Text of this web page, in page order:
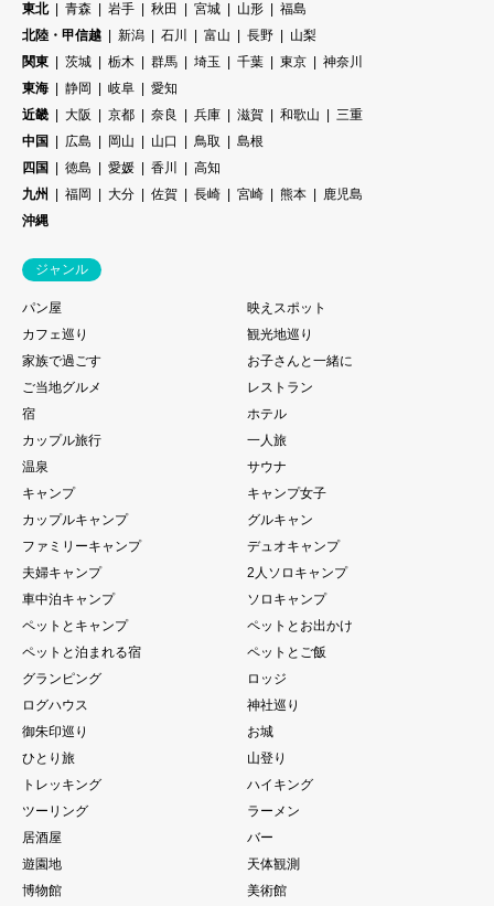
東北
青森 岩手 秋田 宮城 山形
福島
北陸・甲信越
新潟 石川 富山 長野
山梨
関東
茨城 栃木 群馬 埼玉 千葉 東京
神奈川
東海
静岡 岐阜
愛知
近畿
大阪 京都 奈良 兵庫 滋賀 和歌山
三重
中国
広島 岡山 山口 鳥取
島根
四国
徳島 愛媛 香川
高知
九州
福岡 大分 佐賀 長崎 宮崎 熊本
鹿児島
沖縄
ジャンル
パン屋
映えスポット
カフェ巡り
観光地巡り
家族で過ごす
お子さんと一緒に
ご当地グルメ
レストラン
宿
ホテル
カップル旅行
一人旅
温泉
サウナ
キャンプ
キャンプ女子
カップルキャンプ
グルキャン
ファミリーキャンプ
デュオキャンプ
夫婦キャンプ
2人ソロキャンプ
車中泊キャンプ
ソロキャンプ
ペットとキャンプ
ペットとお出かけ
ペットと泊まれる宿
ペットとご飯
グランピング
ロッジ
ログハウス
神社巡り
御朱印巡り
お城
ひとり旅
山登り
トレッキング
ハイキング
ツーリング
ラーメン
居酒屋
バー
遊園地
天体観測
博物館
美術館